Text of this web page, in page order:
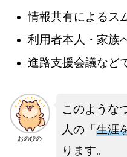
情報共有によるス
利用者本人・家族
進路支援会議など
おのぴの
このような
人の「生涯
ります。